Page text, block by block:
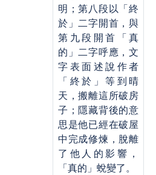
明；第八段以「終
於」二字開首，與
第九段開首「真
的」二字呼應，文
字表面述說作者
「終於」等到晴
天，搬離這所破房
子；隱藏背後的意
思是他已經在破屋
中完成修煉，脫離
了他人的影響，
「真的」蛻變了。